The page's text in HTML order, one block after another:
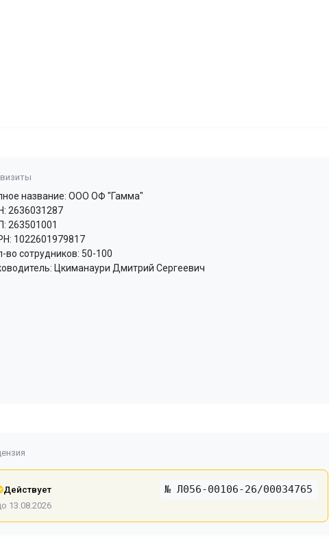
название: ООО ОФ "Гамма"
2636031287
263501001
1022601979817
во сотрудников: 50-100
Цкиманаури Дмитрий Сергеевич
Действует № Л056-00106-26/00034765
13.08.2026